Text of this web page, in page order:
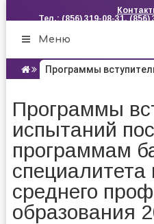
Тел.: (856) 319-08-31, (856)
Меню
Программы
Программы
испытаний
программам
специалитета
среднего
образования